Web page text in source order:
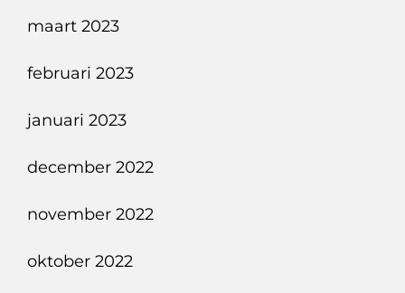
maart 2023
februari 2023
januari 2023
december 2022
november 2022
oktober 2022